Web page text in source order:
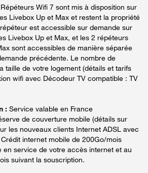
Wifi 7 sont mis à disposition sur
Livebox Up et Max et restent la propriété
est accessible sur demande sur
Livebox Up et Max, et les 2 répéteurs
sont accessibles de manière séparée
précédente. Le nombre de
taille de votre logement (détails et tarifs
wifi avec Décodeur TV compatible : TV
: Service valable en France
de couverture mobile (détails sur
les nouveaux clients Internet ADSL avec
internet mobile de 200Go/mois
en service de votre accès internet et au
suivant la souscription.